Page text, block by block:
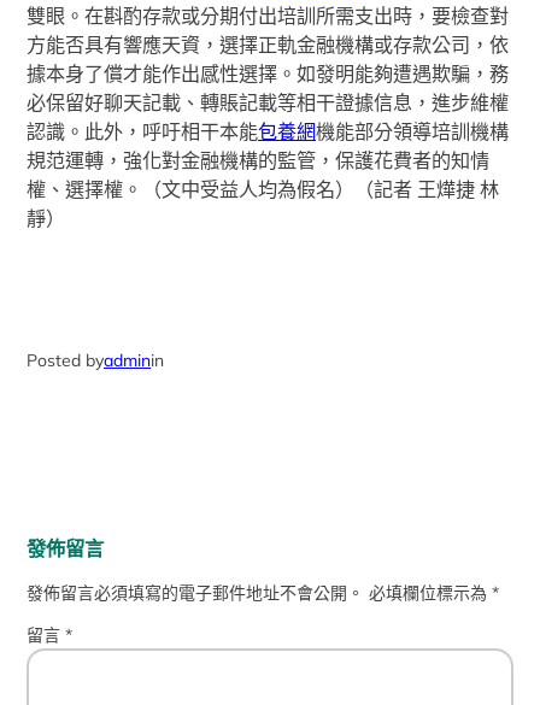
雙眼。在斟酌存款或分期付出培訓所需支出時，要檢查對
方能否具有響應天資，選擇正軌金融機構或存款公司，依
據本身了償才能作出感性選擇。如發明能夠遭遇欺騙，務
必保留好聊天記載、轉賬記載等相干證據信息，進步維權
認識。此外，呼吁相干本能包養網機能部分領導培訓機構
規范運轉，強化對金融機構的監管，保護花費者的知情
權、選擇權。（文中受益人均為假名）（記者 王燁捷 林
靜）
Posted byadminin
發佈留言
發佈留言必須填寫的電子郵件地址不會公開。 必填欄位標示為*
留言*